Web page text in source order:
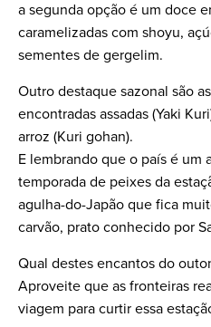
a segunda opção é um doce
caramelizadas com shoyu,
sementes de gergelim.
Outro destaque sazonal são
encontradas assadas (Yaki
arroz (Kuri gohan).
E lembrando que o país é um
temporada de peixes da
agulha-do-Japão que fica
carvão, prato conhecido por
Qual destes encantos do
Aproveite que as fronteiras
viagem para curtir essa